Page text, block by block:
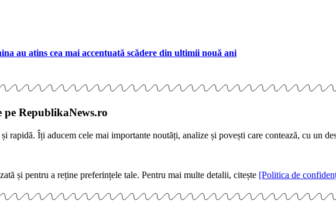
au atins cea mai accentuată scădere din ultimii nouă ani
pe RepublikaNews.ro
rapidă. Îți aducem cele mai importante noutăți, analize și povești care contează, cu un
și pentru a reține preferințele tale. Pentru mai multe detalii, citește [Politica de